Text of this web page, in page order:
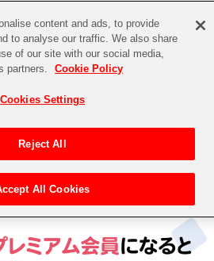
STORE EVENT
イブ！
スター シリーズ> アイドルマスター
content and ads, to provide
to analyse our traffic. We also share
of our site with our social media,
partners.
Cookie Policy
Cookies Settings
Reject All
All Cookies